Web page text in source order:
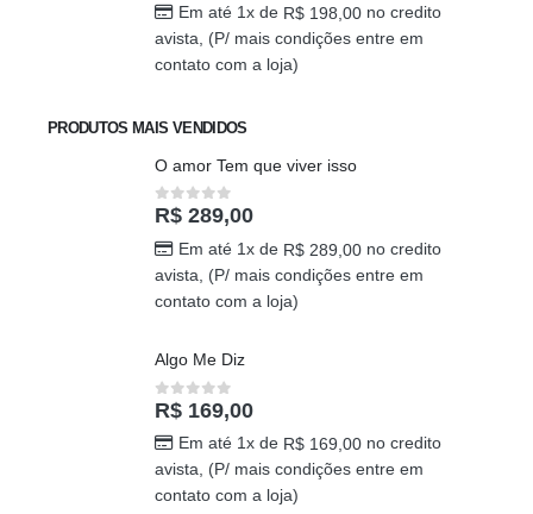
Em até 1x de R$198,00no credito
avista, (P/ mais condições entre em
contato com a loja)
PRODUTOS MAIS VENDIDOS
O amor Tem que viver isso
0out of 5
R$ 289,00
Em até 1x de R$289,00no credito
avista, (P/ mais condições entre em
contato com a loja)
Algo Me Diz
0out of 5
R$ 169,00
Em até 1x de R$169,00no credito
avista, (P/ mais condições entre em
contato com a loja)